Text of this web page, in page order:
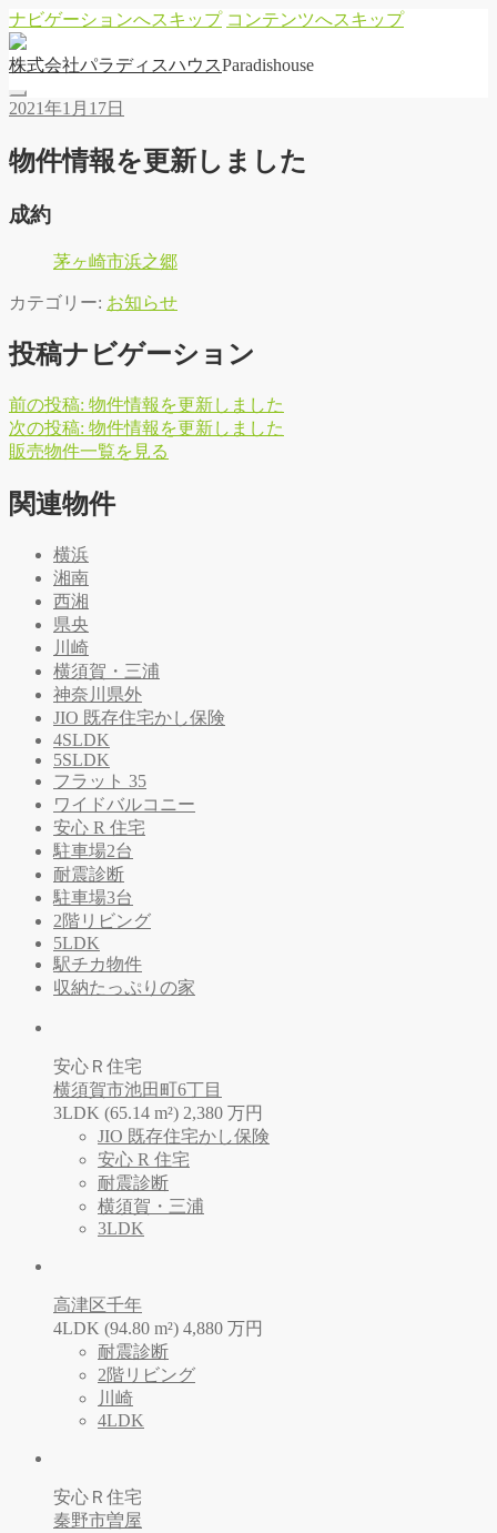
ナビゲーションへスキップ コンテンツへスキップ
株式会社パラディ スハウ スParadishouse
2021年1月17日
物件情報を更新しました
成約
茅ヶ崎市浜之郷
カテゴリー: お知らせ
投稿ナビゲーション
前の投稿: 物件情報を更新しました
次の投稿: 物件情報を更新しました
販売物件一覧を 見る
関連物件
横浜
湘南
西湘
県央
川崎
横須賀・三浦
神奈川県外
JIO 既存住宅かし保険
4SLDK
5SLDK
フラット 35
ワイドバルコニー
安心 R 住宅
駐車場2台
耐震診断
駐車場3台
2階リビング
5LDK
駅チカ物件
収納たっぷりの家
安心Ｒ住宅
横須賀市池田町6丁目
3LDK (65.14 m²) 2,380 万円
JIO 既存住宅かし保険
安心 R 住宅
耐震診断
横須賀・三浦
3LDK
高津区千年
4LDK (94.80 m²) 4,880 万円
耐震診断
2階リビング
川崎
4LDK
安心Ｒ住宅
秦野市曽屋